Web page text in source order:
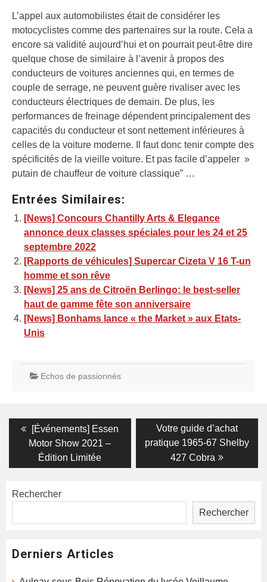
L’appel aux automobilistes était de considérer les
motocyclistes comme des partenaires sur la route. Cela a
encore sa validité aujourd’hui et on pourrait peut-être dire
quelque chose de similaire à l’avenir à propos des
conducteurs de voitures anciennes qui, en termes de
couple de serrage, ne peuvent guère rivaliser avec les
conducteurs électriques de demain. De plus, les
performances de freinage dépendent principalement des
capacités du conducteur et sont nettement inférieures à
celles de la voiture moderne. Il faut donc tenir compte des
spécificités de la vieille voiture. Et pas facile d’appeler »
putain de chauffeur de voiture classique” …
Entrées Similaires:
[News] Concours Chantilly Arts & Elegance
annonce deux classes spéciales pour les 24 et 25
septembre 2022
[Rapports de véhicules] Supercar Cizeta V 16 T-un
homme et son rêve
[News] 25 ans de Citroën Berlingo: le best-seller
haut de gamme fête son anniversaire
[News] Bonhams lance « the Market » aux Etats-
Unis
Echos de passionnés
Navigation
l’article
Previous
post:
[Événements] Essen
Motor Show 2021 –
Édition Limitée
Next
post:
Votre guide d’achat
pratique 1965-67 Shelby
427 Cobra
Rechercher
Rechercher
Derniers Articles